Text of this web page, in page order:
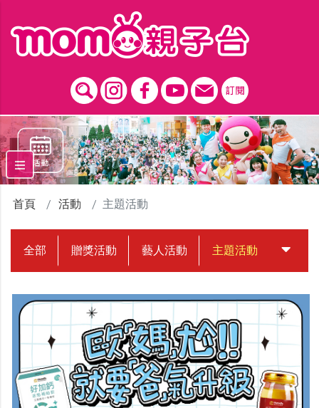
首頁 活動 主題活動
全部 贈獎活動 藝人活動 主題活動 中獎名